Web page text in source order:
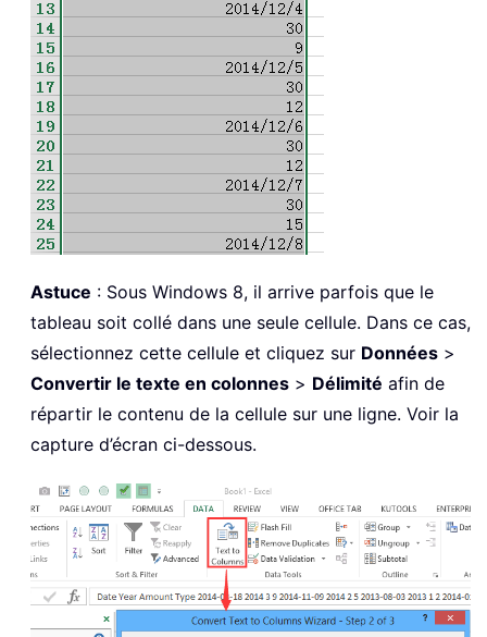
Astuce : Sous Windows 8, il arrive parfois que le
tableau soit collé dans une seule cellule. Dans ce cas,
sélectionnez cette cellule et cliquez sur Données >
Convertir le texte en colonnes > Délimité afin de
répartir le contenu de la cellule sur une ligne. Voir la
capture d’écran ci-dessous.